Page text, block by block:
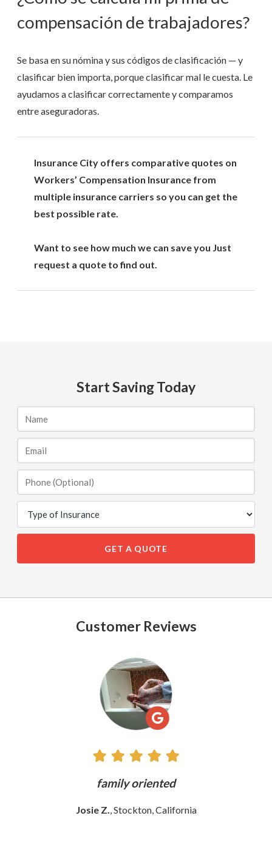
compensación de trabajadores?
Se basa en su nómina y sus códigos de clasificación — y
clasificar bien importa, porque clasificar mal le cuesta. Le
ayudamos a clasificar correctamente y comparamos
entre aseguradoras.
Insurance City offers comparative quotes on
Workers’ Compensation Insurance from
multiple insurance carriers so you can get the
best possible rate.
Want to see how much we can save you Just
request a quote to find out.
Start Saving Today
GET A QUOTE
Customer Reviews
family oriented
Josie Z., Stockton, California